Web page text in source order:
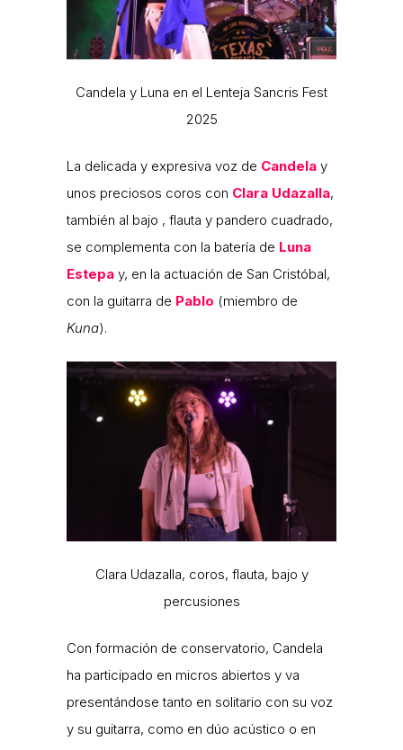
Candela y Luna en el Lenteja Sancris Fest
2025
La delicada y expresiva voz de Candela y
unos preciosos coros con Clara Udazalla,
también al bajo , flauta y pandero cuadrado,
se complementa con la batería de Luna
Estepa y, en la actuación de San Cristóbal,
con la guitarra de Pablo (miembro de
Kuna).
Clara Udazalla, coros, flauta, bajo y
percusiones
Con formación de conservatorio, Candela
ha participado en micros abiertos y va
presentándose tanto en solitario con su voz
y su guitarra, como en dúo acústico o en